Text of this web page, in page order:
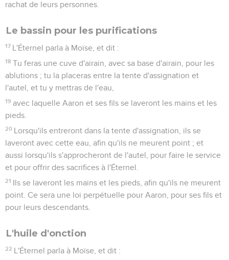
rachat de leurs personnes.
Le bassin pour les purifications
17 L'Éternel parla à Moïse, et dit :
18 Tu feras une cuve d'airain, avec sa base d'airain, pour les
ablutions ; tu la placeras entre la tente d'assignation et
l'autel, et tu y mettras de l'eau,
19 avec laquelle Aaron et ses fils se laveront les mains et les
pieds.
20 Lorsqu'ils entreront dans la tente d'assignation, ils se
laveront avec cette eau, afin qu'ils ne meurent point ; et
aussi lorsqu'ils s'approcheront de l'autel, pour faire le service
et pour offrir des sacrifices à l'Éternel.
21 Ils se laveront les mains et les pieds, afin qu'ils ne meurent
point. Ce sera une loi perpétuelle pour Aaron, pour ses fils et
pour leurs descendants.
L'huile d'onction
22 L'Éternel parla à Moïse, et dit :